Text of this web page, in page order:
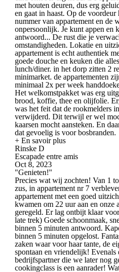
met houten deuren, dus erg
en gaat in haast. Op de
nummer van appartement en de
onpersoonlijk. Je kunt appen en
antwoord... De rust die je
omstandigheden. Lokatie en
appartement is echt authentiek
goede douche en keuken die
lunch/diner. in het dorp zitten 2
minimarket. de appartementen
minimaal 2x per week
Het welkomstpakket was erg
brood, koffie, thee en olijfolie.
was het feit dat de rookmelders
verwijderd. Dit terwijl er wel
kaarsen mocht aansteken. En
dat gevoelig is voor bosbranden.
+ En savoir plus
Rinske D
Escapade entre amis
Oct 8, 2023
"Genieten!"
Precies wat wij zochten! Van 1
zus, in appartement nr 7
appartement met een goed
kwamen om 22 uur aan en onze
geregeld. Er lag ontbijt klaar
late trek) Goede schoonmaak,
binnen 5 minuten antwoord.
binnen 5 minuten opgelost.
zaken waar voor haar tante, de
spontaan en vriendelijk! Evenals
bedrijfspartner die we later nog
cookingclass is een aanrader!